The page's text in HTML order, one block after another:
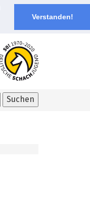
Verstanden!